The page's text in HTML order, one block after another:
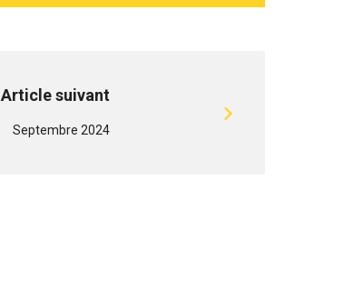
Article suivant
Septembre 2024